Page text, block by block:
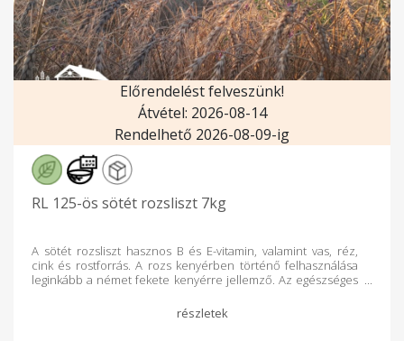
Előrendelést felveszünk!
Átvétel: 2026-08-14
Rendelhető 2026-08-09-ig
RL 125-ös sötét rozsliszt 7kg
A sötét rozsliszt hasznos B és E-vitamin, valamint vas, réz,
cink és rostforrás. A rozs kenyérben történő felhasználása
leginkább a német fekete kenyérre jellemző. Az egészséges
előszeretettel fogyasztják a rozskenyeret. Tápértéke sokkal
jobb, mert egy szelet rozskenyér 2-3 szelet fehér kenyér